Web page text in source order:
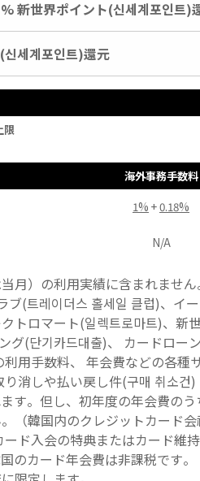
新世界ポイント(신세계포인트)
세계포인트)還元
限
海外事務手数料
1% +0.18%
N/A
月）の利用実績に含まれません
(트레이더스 홀세일 클럽)、イ
トロマート(일렉트로마트)、新
グ(단기카드대출)、 カードロー
用手数料、 年会費などの各種
り消しや払い戻し件(구매 취소건)
す。但し、初年度の年会費の
（韓国内のクレジットカード
ド入会の特典またはカード維
のカード年会費は非課税です。